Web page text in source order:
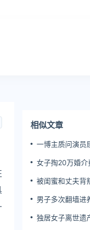
相似文章
一博主质问演员
女子掏20万婚介
被闺蜜和丈夫背
男子多次翻墙进
独居女子离世遗